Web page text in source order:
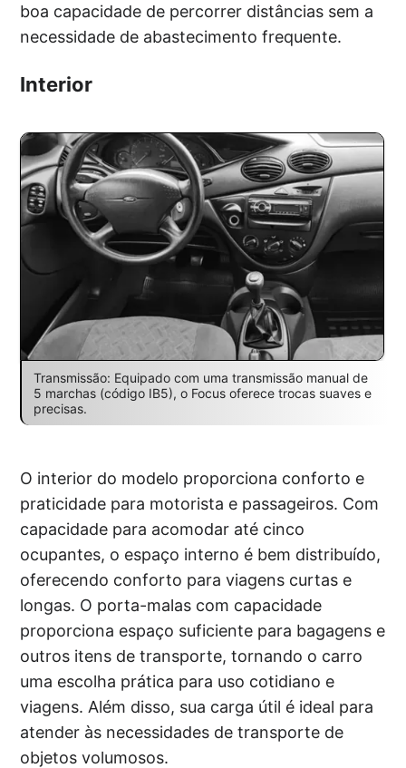
boa capacidade de percorrer distâncias sem a
necessidade de abastecimento frequente.
Interior
Transmissão: Equipado com uma transmissão manual de
5 marchas (código IB5), o Focus oferece trocas suaves e
precisas.
O interior do modelo proporciona conforto e
praticidade para motorista e passageiros. Com
capacidade para acomodar até cinco
ocupantes, o espaço interno é bem distribuído,
oferecendo conforto para viagens curtas e
longas. O porta-malas com capacidade
proporciona espaço suficiente para bagagens e
outros itens de transporte, tornando o carro
uma escolha prática para uso cotidiano e
viagens. Além disso, sua carga útil é ideal para
atender às necessidades de transporte de
objetos volumosos.